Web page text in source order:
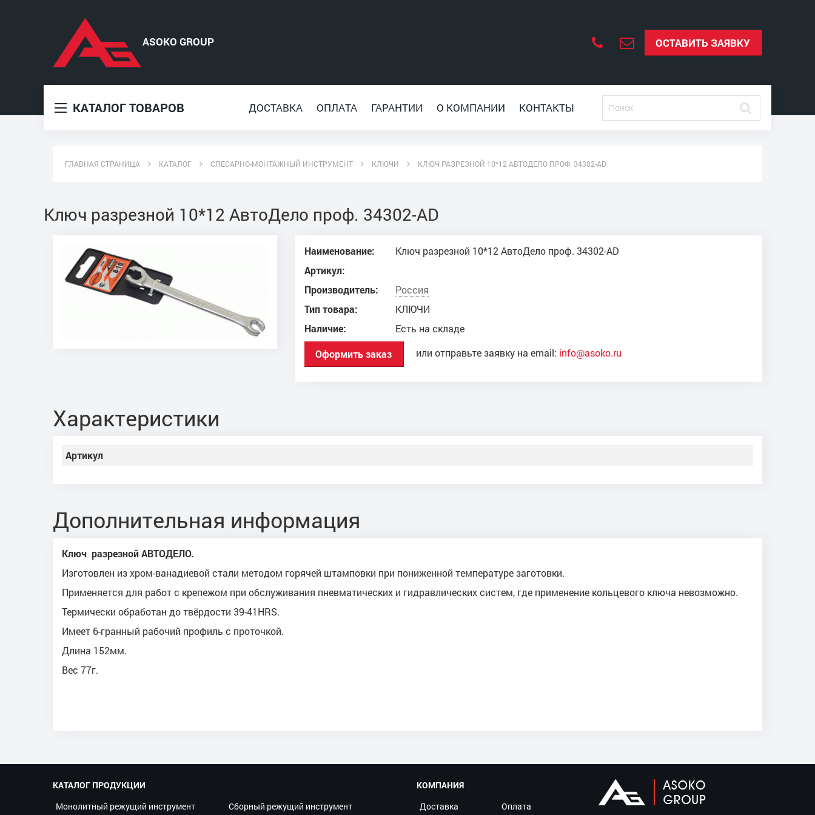
ОСТАВИТЬ ЗАЯВКУ
КАТАЛОГ ТОВАРОВ ДОСТАВКА ОПЛАТА ГАРАНТИИ О КОМПАНИИ КОНТАКТЫ
ГЛАВНАЯ СТРАНИЦА КАТАЛОГ СЛЕСАРНО-МОНТАЖНЫЙ ИНСТРУМЕНТ КЛЮЧИ КЛЮЧ РАЗРЕЗНОЙ 10*12 АВТОДЕЛО ПРОФ. 34302-АD
Ключ разрезной 10*12 АвтоДело проф. 34302-АD
Наименование:
Ключ разрезной 10*12 АвтоДело проф. 34302-АD
Артикул:
Производитель:
Россия
Тип товара:
КЛЮЧИ
Наличие:
Есть на складе
Оформить заказ или отправьте заявку на email: info@asoko.ru
Характеристики
Артикул
Дополнительная информация
Ключ разрезной АВТОДЕЛО.
Изготовлен из хром-ванадиевой стали методом горячей штамповки при пониженной температуре заготовки.
Применяется для работ с крепежом при обслуживания пневматических и гидравлических систем, где применение кольцевого ключа невозможно.
Термически обработан до твёрдости 39-41HRS.
Имеет 6-гранный рабочий профиль с проточкой.
Длина 152мм.
Вес 77г.
КАТАЛОГ ПРОДУКЦИИ
Монолитный режущий инструмент
Сборный режущий инструмент
КОМПАНИЯ
Доставка
Оплата